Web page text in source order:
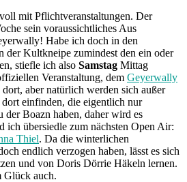
mit Pflichtveranstaltungen. Der
sein voraussichtliches Aus
Habe ich doch in den
der Kultkneipe zumindest den ein oder
stiefle ich also Samstag Mittag
Veranstaltung, dem Geyerwally
aber natürlich werden sich außer
einfinden, die eigentlich nur
der Boazn haben, daher wird es
ich übersiedle zum nächsten Open Air:
Thiel. Da die winterlichen
endlich verzogen haben, lässt es sich
und von Doris Dörrie Häkeln lernen.
Glück auch.